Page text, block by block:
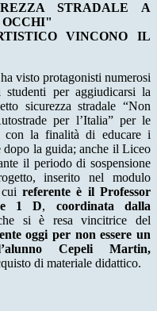
STRADALE A
VINCONO IL
visto protagonisti numerosi
per aggiudicarsi la
sicurezza stradale “Non
per l’Italia” per le
con la finalità di educare i
dopo la guida; anche il Liceo
il periodo di sospensione
inserito nel modulo
referente è il Professor
1 D, coordinata dalla
si è resa vincitrice del
oggi per non essere un
Cepeli Martin,
di materiale didattico.